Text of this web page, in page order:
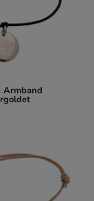
Armband